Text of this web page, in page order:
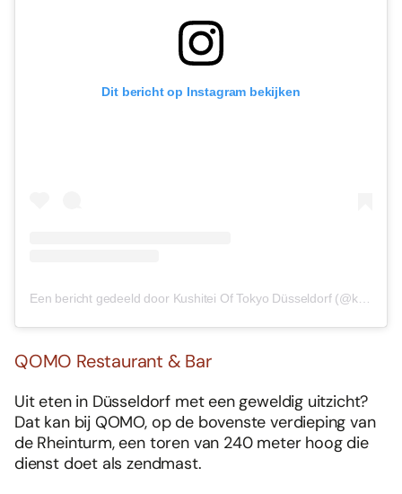
Dit bericht op Instagram bekijken
QOMO Restaurant & Bar
Uit eten in Düsseldorf met een geweldig uitzicht?
Dat kan bij QOMO, op de bovenste verdieping van
de Rheinturm, een toren van 240 meter hoog die
dienst doet als zendmast.